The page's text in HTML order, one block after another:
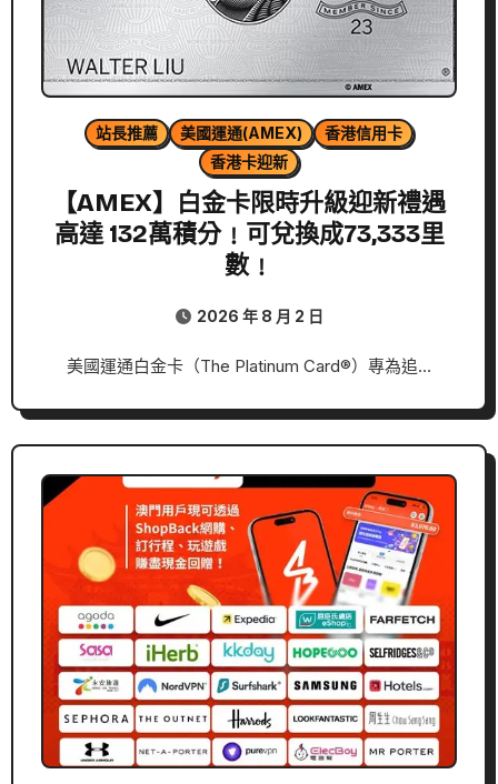
站長推薦 美國運通(AMEX)
香港信用卡
香港卡迎新
【AMEX】白金卡限時升級迎新禮遇
高達 132萬積分﹗可兌換成73,333里
數﹗
2026 年 8 月 2 日
美國運通白金卡（The Platinum Card®）專為追…